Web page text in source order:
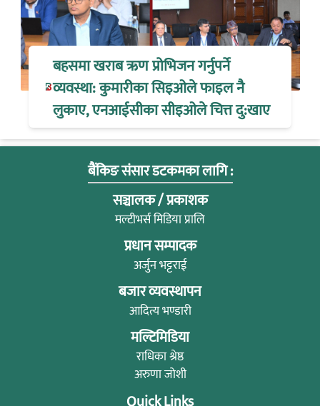
बहसमा खराब ऋण प्रोभिजन गर्नुपर्ने
व्यवस्था: कुमारीका सिइओले फाइल नै
लुकाए, एनआईसीका सीइओले चित्त दु:खाए
बैंकिङ संसार डटकमका लागि :
सञ्चालक / प्रकाशक
मल्टीभर्स मिडिया प्रालि
प्रधान सम्पादक
अर्जुन भट्टराई
बजार व्यवस्थापन
आदित्य भण्डारी
मल्टिमिडिया
राधिका श्रेष्ठ
अरुणा जोशी